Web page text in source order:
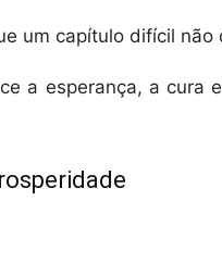
um capítulo difícil
a esperança, a cura